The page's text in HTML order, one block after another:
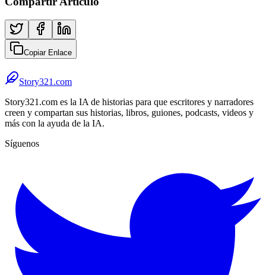
Copiar Enlace
Story321.com
Story321.com es la IA de historias para que escritores y narradores
creen y compartan sus historias, libros, guiones, podcasts, videos y
más con la ayuda de la IA.
Síguenos